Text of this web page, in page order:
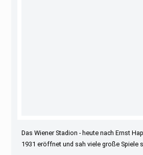
Das Wiener Stadion - heute nach Ernst
1931 eröffnet und sah viele große Spiele